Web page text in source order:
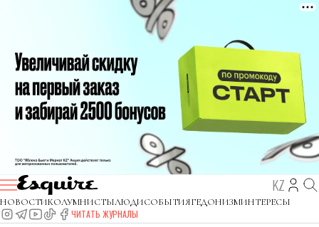
KZ
НОВОСТИКОЛУМНИСТЫЛЮДИСОБЫТИЯГЕДОНИЗМИНТЕРЕСЫ
ЧИТАТЬ ЖУРНАЛЫ